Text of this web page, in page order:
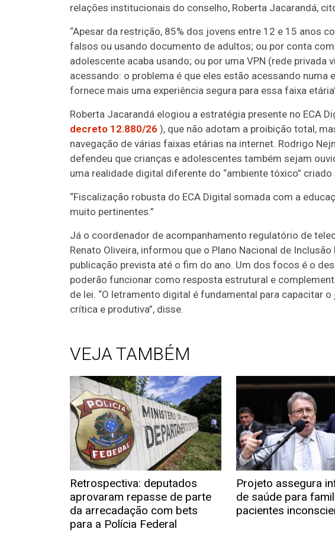
relações institucionais do conselho, Roberta Jacarandá,
“Apesar da restrição, 85% dos jovens entre 12 e 15 anos
falsos ou usando documento de adultos; ou por conta
adolescente acaba usando; ou por uma VPN (rede privada
acessando: o problema é que eles estão acessando numa
fornece mais uma experiência segura para essa faixa
Roberta Jacarandá elogiou a estratégia presente no ECA
decreto 12.880/26), que não adotam a proibição total,
navegação de várias faixas etárias na internet. Rodrigo
defendeu que crianças e adolescentes também sejam
uma realidade digital diferente do “ambiente tóxico”
“Fiscalização robusta do ECA Digital somada com a
muito pertinentes.”
Já o coordenador de acompanhamento regulatório de
Renato Oliveira, informou que o Plano Nacional de
publicação prevista até o fim do ano. Um dos focos é o
poderão funcionar como resposta estrutural e
de lei. “O letramento digital é fundamental para capacitar
crítica e produtiva”, disse.
VEJA TAMBÉM
Retrospectiva: deputados
aprovaram repasse de parte
da arrecadação com bets
para a Polícia Federal
Projeto assegura
de saúde para
pacientes